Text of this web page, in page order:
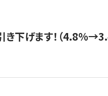
下げます！（